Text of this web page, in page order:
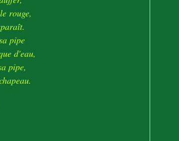
rouge,
pipe
d'eau,
pipe,